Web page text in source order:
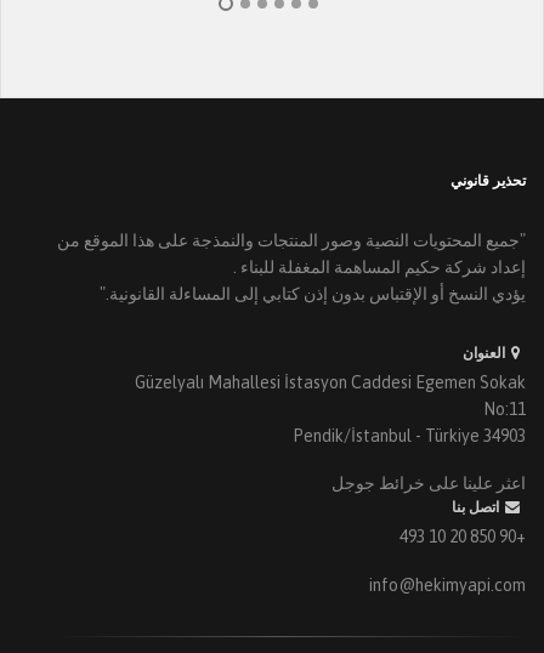
تحذير قانوني
"جميع المحتويات النصية وصور المنتجات والنمذجة على هذا الموقع من
إعداد شركة حكيم المساهمة المغفلة للبناء .
يؤدي النسخ أو الإقتباس بدون إذن كتابي إلى المساءلة القانونية."
العنوان
Güzelyalı Mahallesi İstasyon Caddesi Egemen Sokak
No:11
34903 Pendik/İstanbul - Türkiye
اعثر علينا على خرائط جوجل
اتصل بنا
+90 850 20 10 493
info@hekimyapi.com